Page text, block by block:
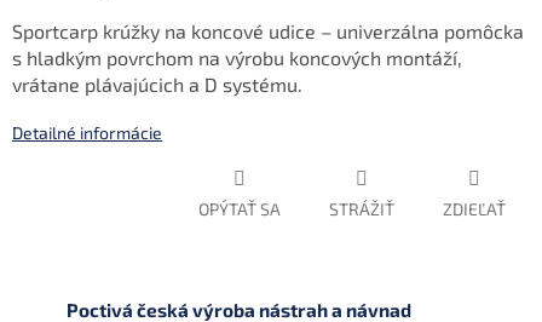
cena:
Sportcarp krúžky na koncové udice – univerzálna pomôcka
s hladkým povrchom na výrobu koncových montáží,
vrátane plávajúcich a D systému.
Detailné informácie
OPÝTAŤ SA STRÁŽIŤ ZDIEĽAŤ
Poctivá česká výroba nástrah a návnad